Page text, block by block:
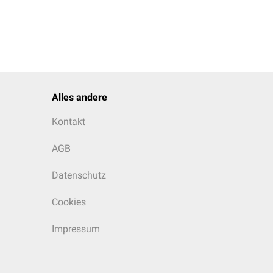
Alles andere
Kontakt
AGB
Datenschutz
Cookies
Impressum